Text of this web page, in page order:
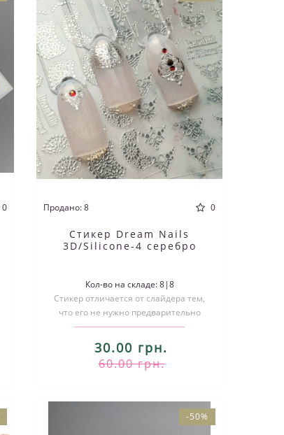
0 Продано: 8 0
Стикер Dream Nails
3D/Silicone-4 серебро
Кол-во на складе: 8|8
Стикер отличается от слайдера тем,
что его не нужно предварительно
вырезать по размеру и размачивать..
30.00 грн.
60.00 грн.
-50%